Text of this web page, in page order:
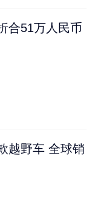
合51万人民币
越野车 全球销